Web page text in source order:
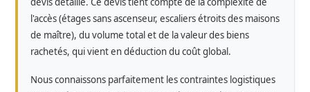
l'accès (étages sans ascenseur, escaliers étroits des maisons
de maître), du volume total et de la valeur des biens
rachetés, qui vient en déduction du coût global.
Nous connaissons parfaitement les contraintes logistiques